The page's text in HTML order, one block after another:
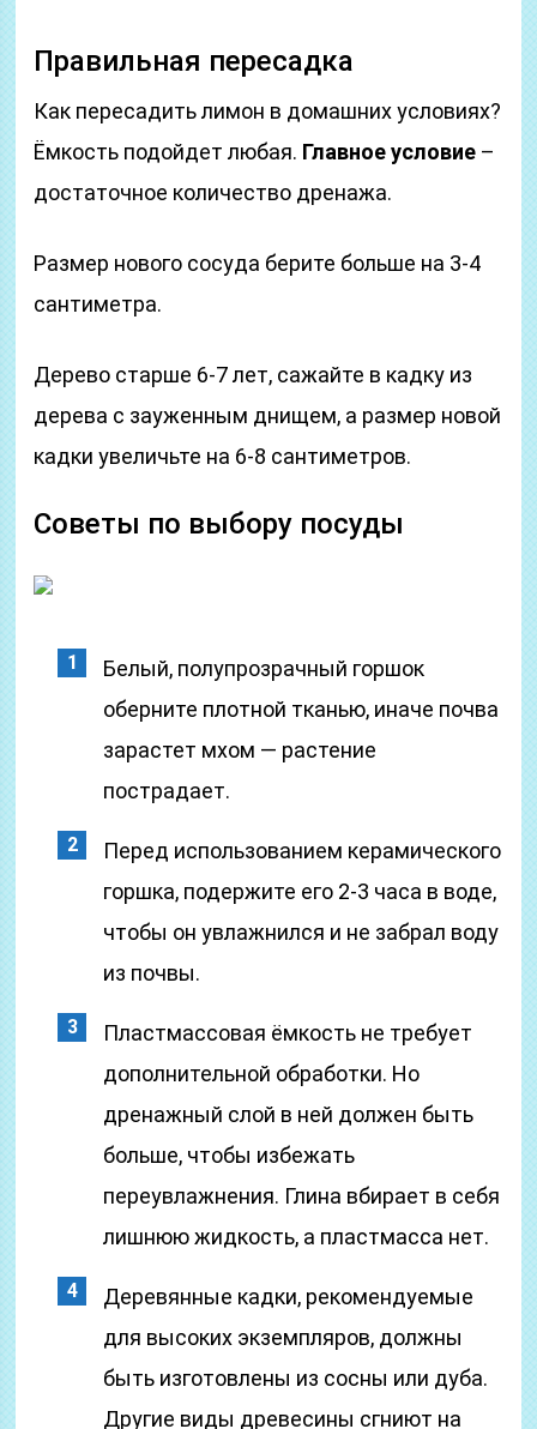
Правильная пересадка
Как пересадить лимон в домашних условиях?
Ёмкость подойдет любая. Главное условие –
достаточное количество дренажа.
Размер нового сосуда берите больше на 3-4
сантиметра.
Дерево старше 6-7 лет, сажайте в кадку из
дерева с зауженным днищем, а размер новой
кадки увеличьте на 6-8 сантиметров.
Советы по выбору посуды
Белый, полупрозрачный горшок
оберните плотной тканью, иначе почва
зарастет мхом — растение
пострадает.
Перед использованием керамического
горшка, подержите его 2-3 часа в воде,
чтобы он увлажнился и не забрал воду
из почвы.
Пластмассовая ёмкость не требует
дополнительной обработки. Но
дренажный слой в ней должен быть
больше, чтобы избежать
переувлажнения. Глина вбирает в себя
лишнюю жидкость, а пластмасса нет.
Деревянные кадки, рекомендуемые
для высоких экземпляров, должны
быть изготовлены из сосны или дуба.
Другие виды древесины сгниют на